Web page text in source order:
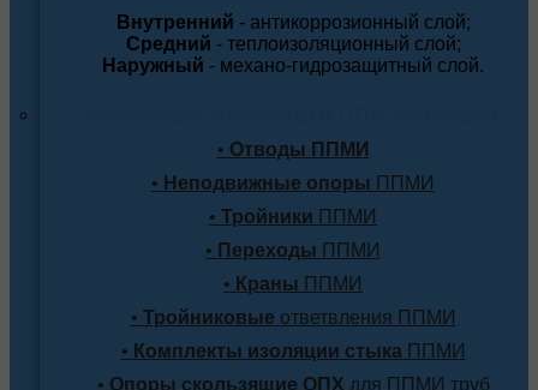
Внутренний - антикоррозионный слой;
Средний - теплоизоляционный слой;
Наружный - механо-гидрозащитный слой.
• Отводы ППМИ
• Неподвижные опоры ППМИ
• Тройники ППМИ
• Переходы ППМИ
• Краны ППМИ
• Тройниковые ответвления ППМИ
• Комплекты изоляции стыкаППМИ
• Опоры скользящие ОПХ для ППМИ труб